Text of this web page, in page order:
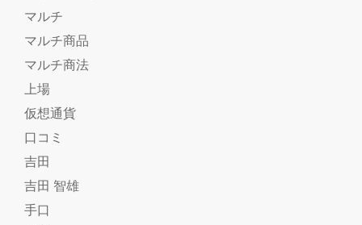
マルチ
マルチ商品
マルチ商法
上場
仮想通貨
口コミ
吉田
吉田 智雄
手口